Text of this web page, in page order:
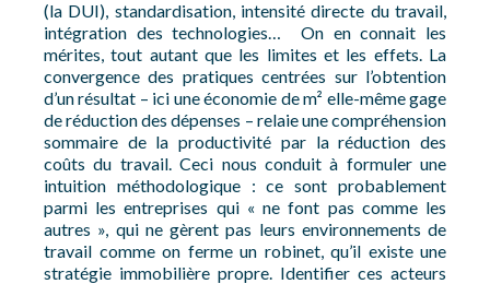
(la DUI), standardisation, intensité directe du travail,
intégration des technologies… On en connait les
mérites, tout autant que les limites et les effets. La
convergence des pratiques centrées sur l’obtention
d’un résultat – ici une économie de m² elle-même gage
de réduction des dépenses – relaie une compréhension
sommaire de la productivité par la réduction des
coûts du travail. Ceci nous conduit à formuler une
intuition méthodologique : ce sont probablement
parmi les entreprises qui « ne font pas comme les
autres », qui ne gèrent pas leurs environnements de
travail comme on ferme un robinet, qu’il existe une
stratégie immobilière propre. Identifier ces acteurs